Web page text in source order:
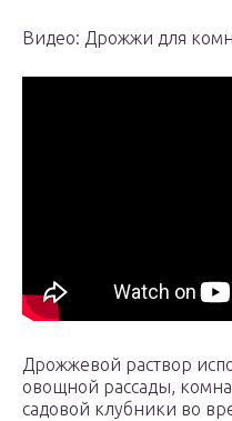
Видео: Дрожжи для
Дрожжевой раствор
овощной рассады,
садовой клубники во